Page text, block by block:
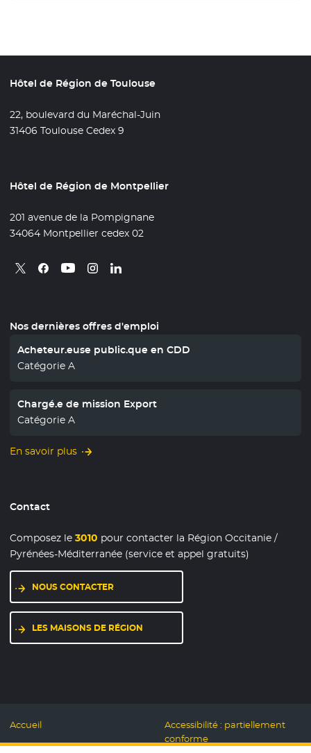
Hôtel de Région de Toulouse
22, boulevard du Maréchal-Juin
31406 Toulouse Cedex 9
Hôtel de Région de Montpellier
201 avenue de la Pompignane
34064 Montpellier cedex 02
Retrouvez nous sur X
- Nouvelle fenêtre
Retrouvez nous sur Facebook
- Nouvelle fenêtre
Retrouvez nous sur Youtube
- Nouvelle fenêtre
Retrouvez nous sur Instagram
- Nouvelle fenêtre
Retrouvez nous sur Linkedin
- Nouvelle fenêtre
Nos dernières offres d'emploi
Acheteur.euse public.que en CDD
Catégorie A
Chargé.e de mission Export
Catégorie A
En savoir plus
Contact
Composez le3010 pour contacter la Région Occitanie /
Pyrénées-Méditerranée (service et appel gratuits)
NOUS CONTACTER
LES MAISONS DE RÉGION
Accueil
Mentions légales
Accessibilité : partiellement
conforme